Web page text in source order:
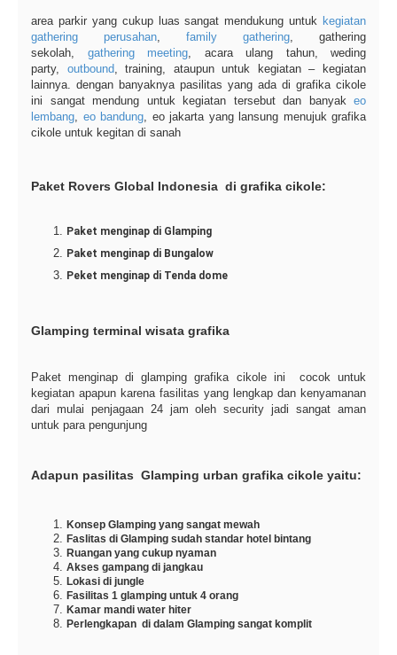
area parkir yang cukup luas sangat mendukung untuk kegiatan
gathering perusahan, family gathering, gathering
sekolah, gathering meeting, acara ulang tahun, weding
party, outbound, training, ataupun untuk kegiatan – kegiatan
lainnya. dengan banyaknya pasilitas yang ada di grafika cikole
ini sangat mendung untuk kegiatan tersebut dan banyak eo
lembang, eo bandung, eo jakarta yang lansung menujuk grafika
cikole untuk kegitan di sanah
Paket Rovers Global Indonesia di grafika cikole:
Paket menginap di Glamping
Paket menginap di Bungalow
Peket menginap di Tenda dome
Glamping terminal wisata grafika
Paket menginap di glamping grafika cikole ini cocok untuk
kegiatan apapun karena fasilitas yang lengkap dan kenyamanan
dari mulai penjagaan 24 jam oleh security jadi sangat aman
untuk para pengunjung
Adapun pasilitas Glamping urban grafika cikole yaitu:
Konsep Glamping yang sangat mewah
Faslitas di Glamping sudah standar hotel bintang
Ruangan yang cukup nyaman
Akses gampang di jangkau
Lokasi di jungle
Fasilitas 1 glamping untuk 4 orang
Kamar mandi water hiter
Perlengkapan di dalam Glamping sangat komplit